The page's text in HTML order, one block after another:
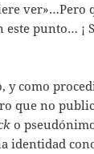
ver»…Pero
este punto… ¡
y como
que no
o
identidad